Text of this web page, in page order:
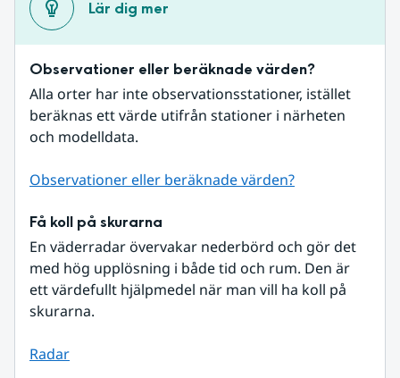
Lär dig mer
Observationer eller beräknade värden?
Alla orter har inte observationsstationer, istället
beräknas ett värde utifrån stationer i närheten
och modelldata.
Observationer eller beräknade värden?
Få koll på skurarna
En väderradar övervakar nederbörd och gör det
med hög upplösning i både tid och rum. Den är
ett värdefullt hjälpmedel när man vill ha koll på
skurarna.
Radar